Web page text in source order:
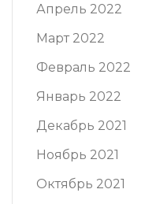
Апрель 2022
Март 2022
Февраль 2022
Январь 2022
Декабрь 2021
Ноябрь 2021
Октябрь 2021